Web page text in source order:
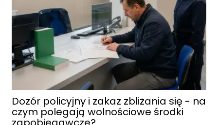
Kontakt
Dozór policyjny i zakaz zbliżania się - na
czym polegają wolnościowe środki